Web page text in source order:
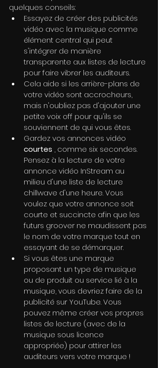
quelques conseils:
Essayez de créer des publicités
vidéo avec la musique comme
élément central qui peut
s'intégrer de manière
transparente aux listes de lecture
pour faire vibrer les auditeurs.
Cela aide si les arrière-plans de
votre vidéo sont accrocheurs,
mais n'oubliez pas d'ajouter une
petite voix off pour qu'ils se
souviennent de qui vous êtes.
Gardez vos annonces vidéo
courtes , comme six secondes.
Pensez à la lecture de votre
annonce vidéo InStream au
milieu d'une liste de lecture
chillwave d'une heure. Vous
voulez que votre annonce soit
courte et succincte afin que les
futurs groover ne maudissent pas
le nom de votre marque tout en
essayant de se démarquer.
Si vous êtes une marque
proposant un type de musique
ou de produit ou service lié à la
musique, vous devriez faire de la
publicité sur YouTube. Vous
pouvez même créer vos propres
listes de lecture (avec de la
musique sous licence
appropriée) pour attirer les
auditeurs vers votre marque !